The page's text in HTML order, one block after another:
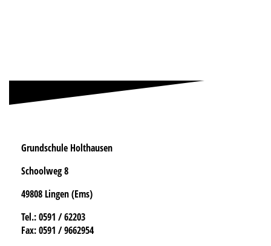
Grundschule Holthausen
Schoolweg 8
49808 Lingen (Ems)
Tel.: 0591 / 62203
Fax:0591 / 9662954